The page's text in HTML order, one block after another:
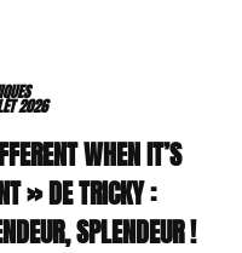
2026
WHEN IT’S
» DE TRICKY :
SPLENDEUR !